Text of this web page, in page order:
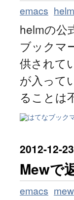
emacs helm
helmの公
ブックマ
供されて
が入って
ることは
2012-12-23
Mewで
emacs mew